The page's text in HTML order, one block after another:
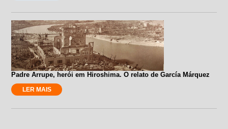
Padre Arrupe, herói em Hiroshima. O relato de García Márquez
LER MAIS